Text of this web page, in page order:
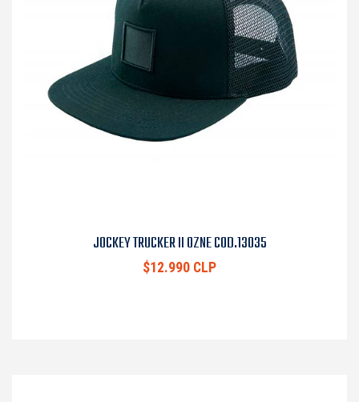
JOCKEY TRUCKER II OZNE COD.13035
$12.990 CLP